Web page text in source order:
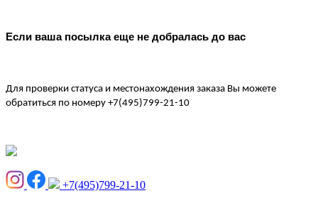
Если ваша посылка еще не добралась до вас
Для проверки статуса и местонахождения заказа Вы можете
обратиться по номеру +7(495)799-21-10
+7(495)799-21-10